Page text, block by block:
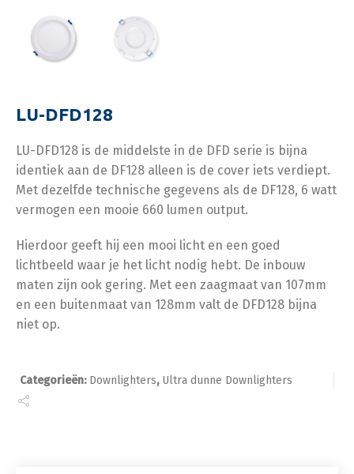
LU-DFD128
LU-DFD128 is de middelste in de DFD serie is bijna
identiek aan de DF128 alleen is de cover iets verdiept.
Met dezelfde technische gegevens als de DF128, 6 watt
vermogen een mooie 660 lumen output.
Hierdoor geeft hij een mooi licht en een goed
lichtbeeld waar je het licht nodig hebt. De inbouw
maten zijn ook gering. Met een zaagmaat van 107mm
en een buitenmaat van 128mm valt de DFD128 bijna
niet op.
Categorieën: Downlighters, Ultra dunne Downlighters